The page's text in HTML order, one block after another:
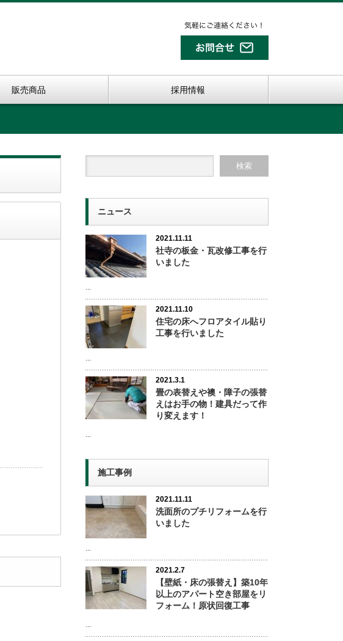
販売商品 採用情報
ニュース
2021.11.11
社寺の板金・瓦改修工事を行
いました
...
2021.11.10
住宅の床へフロアタイル貼り
工事を行いました
...
2021.3.1
畳の表替えや襖・障子の張替
えはお手の物！建具だって作
り変えます！
...
施工事例
2021.11.11
洗面所のプチリフォームを行
いました
...
2021.2.7
【壁紙・床の張替え】築10年
以上のアパート空き部屋をリ
フォーム！原状回復工事
...